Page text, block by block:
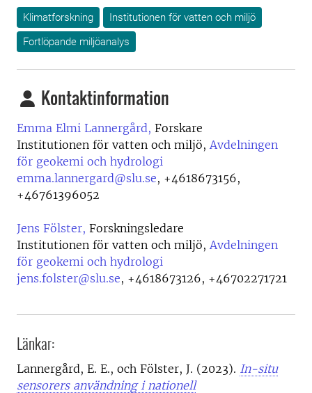
Klimatforskning
Institutionen för vatten och miljö
Fortlöpande miljöanalys
Kontaktinformation
Emma Elmi Lannergård, Forskare
Institutionen för vatten och miljö, Avdelningen
för geokemi och hydrologi
emma.lannergard@slu.se, +4618673156,
+46761396052
Jens Fölster, Forskningsledare
Institutionen för vatten och miljö, Avdelningen
för geokemi och hydrologi
jens.folster@slu.se, +4618673126, +46702271721
Länkar:
Lannergård, E. E., och Fölster, J. (2023). In-situ
sensorers användning i nationell